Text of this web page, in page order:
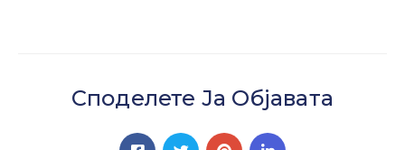
Споделете Ја Објавата